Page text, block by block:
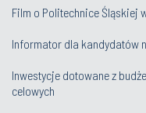
Film o Politechnice Śląskiej
Informator dla kandydatów
Inwestycje dotowane z
celowych